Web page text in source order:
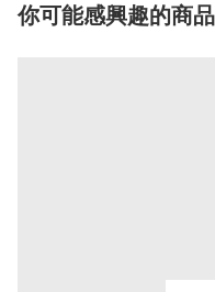
你可能感興趣的商品